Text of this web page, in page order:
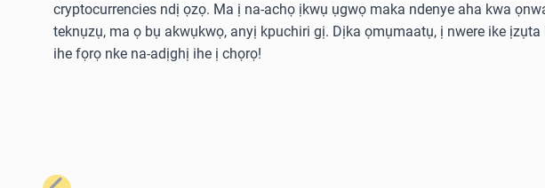
cryptocurrencies ndị ọzọ. Ma ị na-achọ ịkwụ ụgwọ maka ndenye aha kwa
teknụzụ, ma ọ bụ akwụkwọ, anyị kpuchiri gị. Dịka ọmụmaatụ, ị nwere ike
ihe fọrọ nke na-adịghị ihe ị chọrọ!